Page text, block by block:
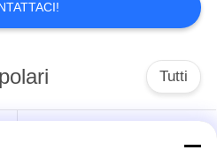
per
Tutti